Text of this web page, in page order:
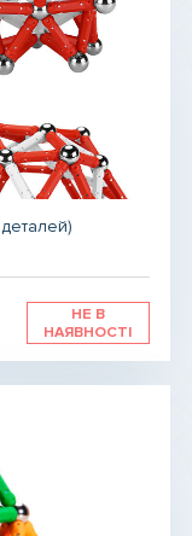
НЕ В
НАЯВНОСТІ